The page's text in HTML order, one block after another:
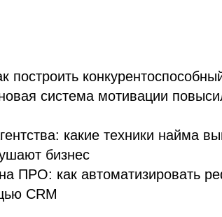
построить
система мотивации
какие техники найма
бизнес
ПРО: как автоматизировать
CRM